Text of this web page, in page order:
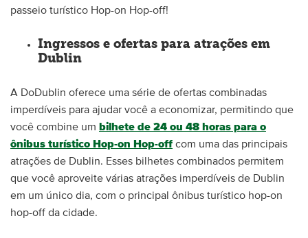
passeio turístico Hop-on Hop-off!
Ingressos e ofertas para atrações em
Dublin
A DoDublin oferece uma série de ofertas combinadas
imperdíveis para ajudar você a economizar, permitindo que
você combine um bilhete de 24 ou 48 horas para o
ônibus turístico Hop-on Hop-off com uma das principais
atrações de Dublin. Esses bilhetes combinados permitem
que você aproveite várias atrações imperdíveis de Dublin
em um único dia, com o principal ônibus turístico hop-on
hop-off da cidade.